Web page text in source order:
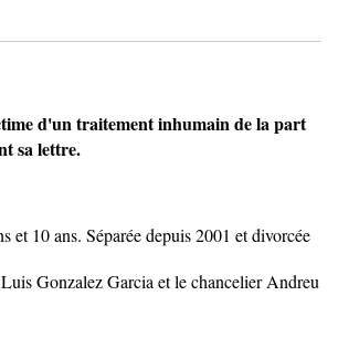
d'un traitement inhumain de la part
sa lettre.
et 10 ans. Séparée depuis 2001 et divorcée
Gonzalez Garcia et le chancelier Andreu